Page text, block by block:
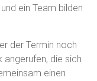
ein Team bilden
der Termin noch
angerufen, die sich
einen